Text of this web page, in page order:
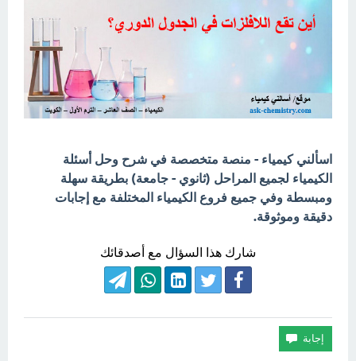
اسألني كيمياء - منصة متخصصة في شرح وحل أسئلة
الكيمياء لجميع المراحل (ثانوي - جامعة) بطريقة سهلة
ومبسطة وفي جميع فروع الكيمياء المختلفة مع إجابات
دقيقة وموثوقة.
شارك هذا السؤال مع أصدقائك